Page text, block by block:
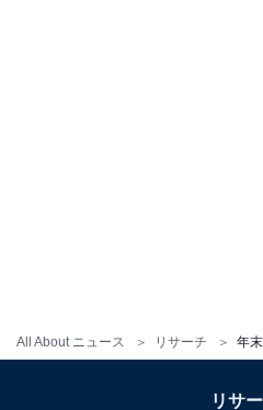
All About ニュース リサーチ
リサ